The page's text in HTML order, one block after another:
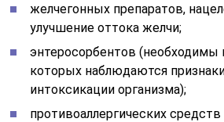
желчегонных препаратов,
улучшение оттока желчи;
энтеросорбентов (необходимы
которых наблюдаются
интоксикации организма);
противоаллергических